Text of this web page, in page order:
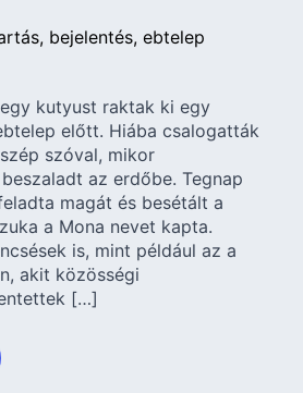
bejelentés ebtelep
kutyust raktak ki egy
előtt. Hiába csalogatták
szóval, mikor
az erdőbe. Tegnap
magát és besétált a
a Mona nevet kapta.
is, mint például az a
akit közösségi
[…]